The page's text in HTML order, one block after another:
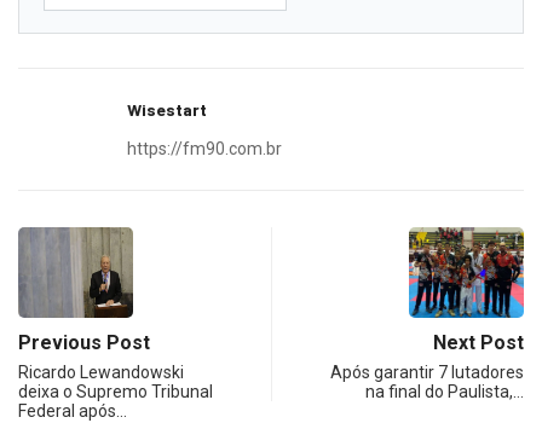
Wisestart
https://fm90.com.br
Previous Post
Ricardo Lewandowski
deixa o Supremo Tribunal
Federal após…
Next Post
Após garantir 7 lutadores
na final do Paulista,…